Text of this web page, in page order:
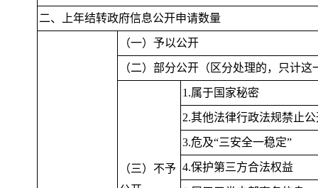
二、上年结转政府信息公开申请数量
（一）予以公开
（二）部分公开（区分处理的， 只计这
（三）不予
1.属于国家秘密
2.其他法律行政法规禁止
3.危及“三安全一稳定”
4.保护第三方合法权益